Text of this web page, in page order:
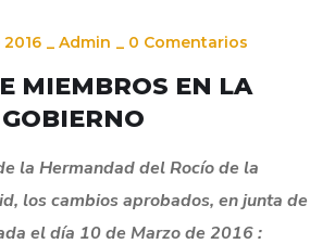
2016 Admin 0 Comentarios
MIEMBROS EN LA
la Hermandad del Rocío de la
los cambios aprobados, en junta de
el día 10 de Marzo de 2016 :